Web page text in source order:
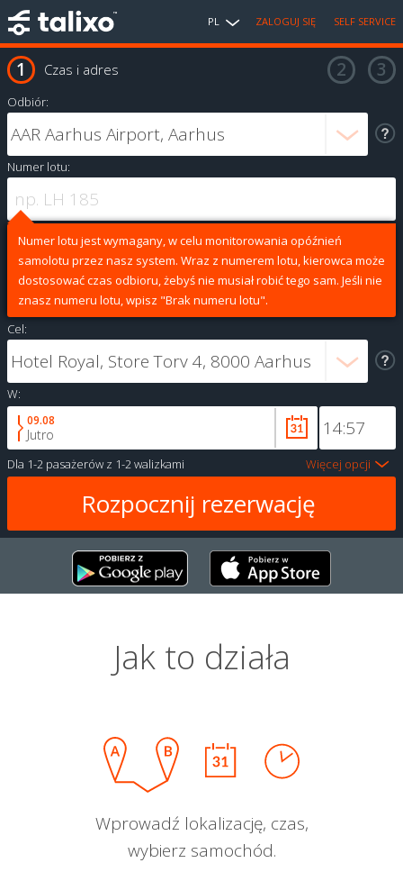
PL ZALOGUJ SIĘ SELF SERVICE
Czas i adres
Odbiór:
Numer lotu:
Numer lotu jest wymagany, w celu monitorowania opóźnień
samolotu przez nasz system. Wraz z numerem lotu, kierowca może
dostosować czas odbioru, żebyś nie musiał robić tego sam. Jeśli nie
znasz numeru lotu, wpisz "Brak numeru lotu".
Cel:
W:
09.08
Jutro
Dla 1-2 pasażerów z 1-2 walizkami Więcej opcji
Jak to działa
Wprowadź lokalizację, czas,
wybierz samochód.